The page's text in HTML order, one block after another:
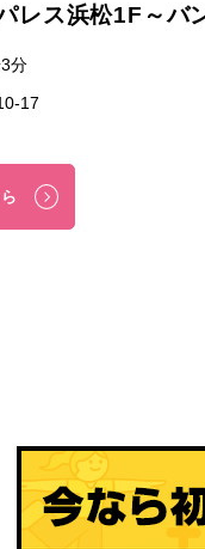
レス浜松1F～バ
分
17